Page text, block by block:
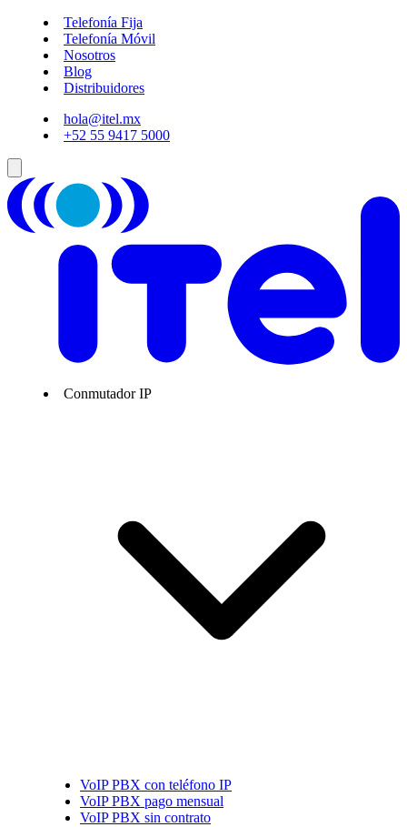
Telefonía Fija
Telefonía Móvil
Nosotros
Blog
Distribuidores
hola@itel.mx
+52 55 9417 5000
Conmutador IP
VoIP PBX con teléfono IP
VoIP PBX pago mensual
VoIP PBX sin contrato